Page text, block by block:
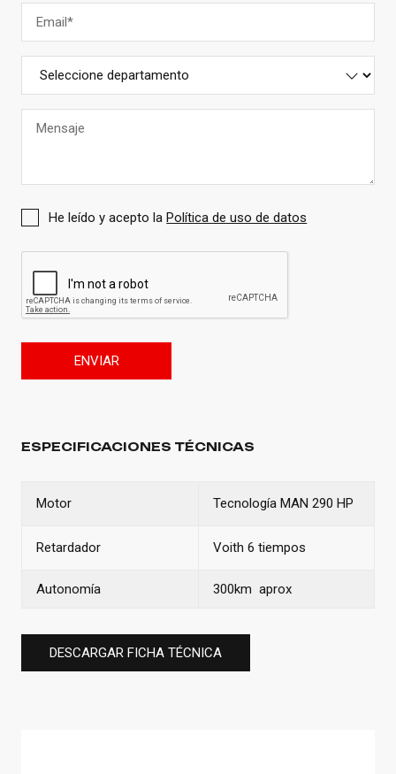
He leído y acepto laPolítica de uso de datos
ENVIAR
ESPECIFICACIONES TÉCNICAS
Motor Tecnología MAN 290 HP
Retardador Voith 6 tiempos
Autonomía 300km aprox
DESCARGAR FICHA TÉCNICA